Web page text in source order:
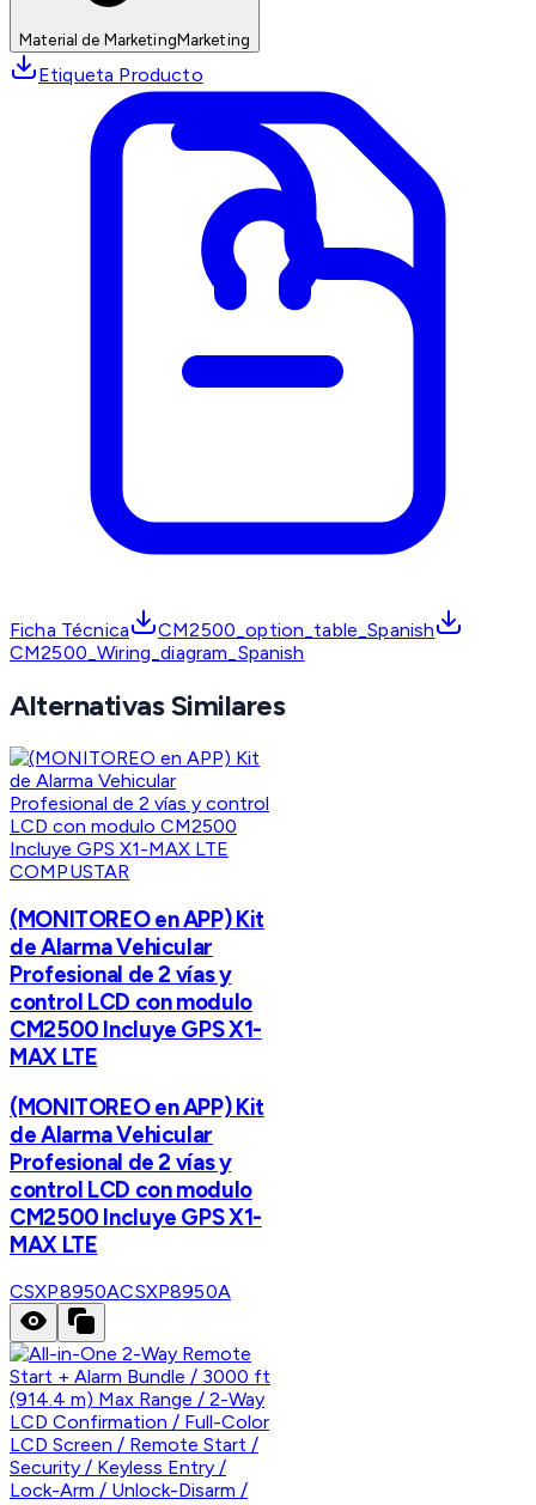
Material de MarketingMarketing
Etiqueta Producto
Ficha Técnica
CM2500_option_table_Spanish
CM2500_Wiring_diagram_Spanish
Alternativas Similares
COMPUSTAR
(MONITOREO en APP) Kit
de Alarma Vehicular
Profesional de 2 vías y
control LCD con modulo
CM2500 Incluye GPS X1-
MAX LTE
(MONITOREO en APP) Kit
de Alarma Vehicular
Profesional de 2 vías y
control LCD con modulo
CM2500 Incluye GPS X1-
MAX LTE
CSXP8950ACSXP8950A